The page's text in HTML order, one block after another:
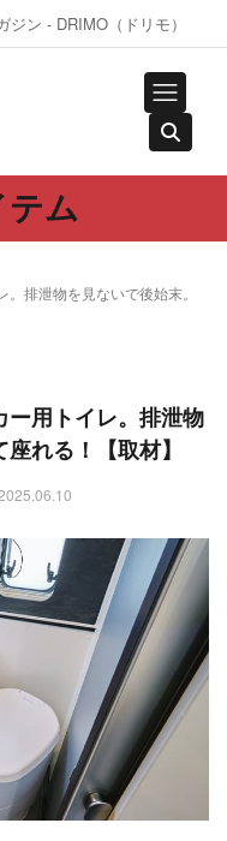
ン - DRIMO（ドリモ）
テム
排泄物を見ないで後始末。
ー用トイレ。排泄物
れる！【取材】